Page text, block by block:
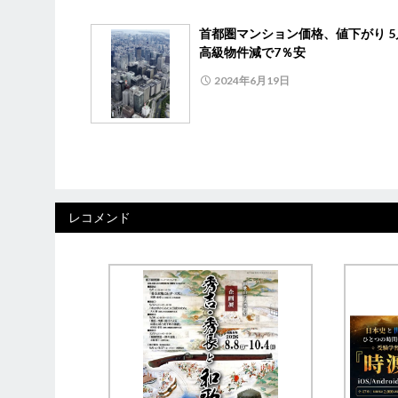
首都圏マンション価格、値下がり
高級物件減で7％安
2024年6月19日
レコメンド